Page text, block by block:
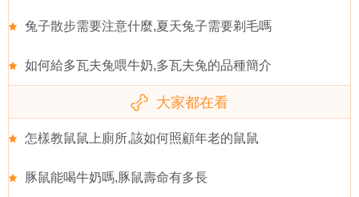
兔子散步需要注意什麼,夏天兔子需要剃毛嗎
如何給多瓦夫兔喂牛奶,多瓦夫兔的品種簡介
大家都在看
怎樣教鼠鼠上廁所,該如何照顧年老的鼠鼠
豚鼠能喝牛奶嗎,豚鼠壽命有多長